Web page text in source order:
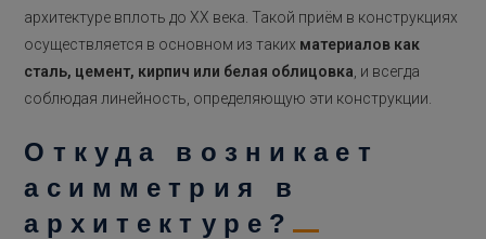
архитектуре вплоть до XX века. Такой приём в конструкциях
осуществляется в основном из таких материалов как
сталь, цемент, кирпич или белая облицовка , и всегда
соблюдая линейность, определяющую эти конструкции.
Откуда возникает
асимметрия в
архитектуре?